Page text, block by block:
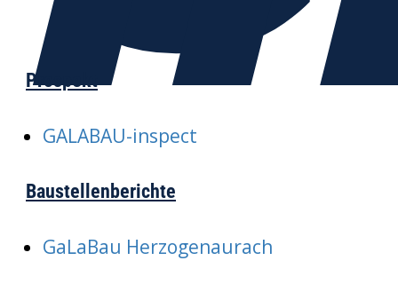
Prospekt
GALABAU-inspect
Baustellenberichte
GaLaBau Herzogenaurach